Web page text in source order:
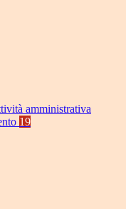
amministrativa
19